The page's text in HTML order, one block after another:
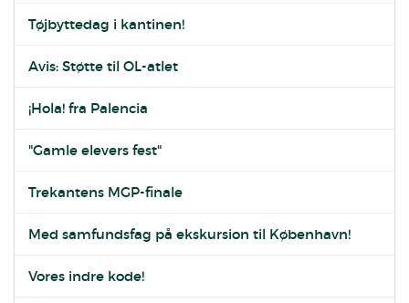
Tøjbyttedag i kantinen!
Avis: Støtte til OL-atlet
¡Hola! fra Palencia
"Gamle elevers fest"
Trekantens MGP-finale
Med samfundsfag på ekskursion til København!
Vores indre kode!